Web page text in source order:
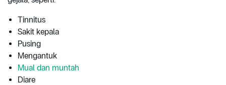
Tinnitus
Sakit kepala
Pusing
Mengantuk
Mual dan muntah
Diare